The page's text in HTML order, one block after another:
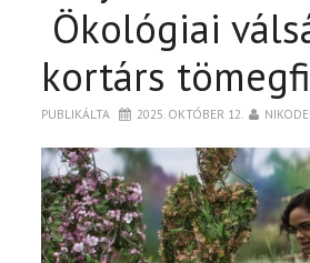
Ökológiai
kortárs
PUBLIKÁLTA 2025. OKTÓBER 12.